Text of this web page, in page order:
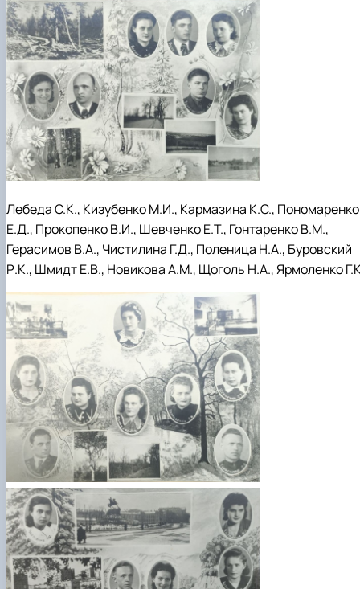
Лебеда С.К., Кизубенко М.И., Кармазина К.С., Пономаренко
Е.Д., Прокопенко В.И., Шевченко Е.Т., Гонтаренко В.М.,
Герасимов В.А., Чистилина Г.Д., Поленица Н.А., Буровский
Р.К., Шмидт Е.В., Новикова А.М., Щоголь Н.А., Ярмоленко